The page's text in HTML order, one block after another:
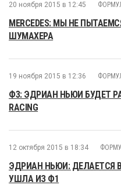
20 ноября 2015 в 12:45
MERCEDES: МЫ НЕ
ШУМАХЕРА
19 ноября 2015 в 12:36
Ф3: ЭДРИАН НЬЮИ БУДЕТ
RACING
12 октября 2015 в 18:34
ЭДРИАН НЬЮИ: ДЕЛАЕТСЯ
УШЛА ИЗ Ф1